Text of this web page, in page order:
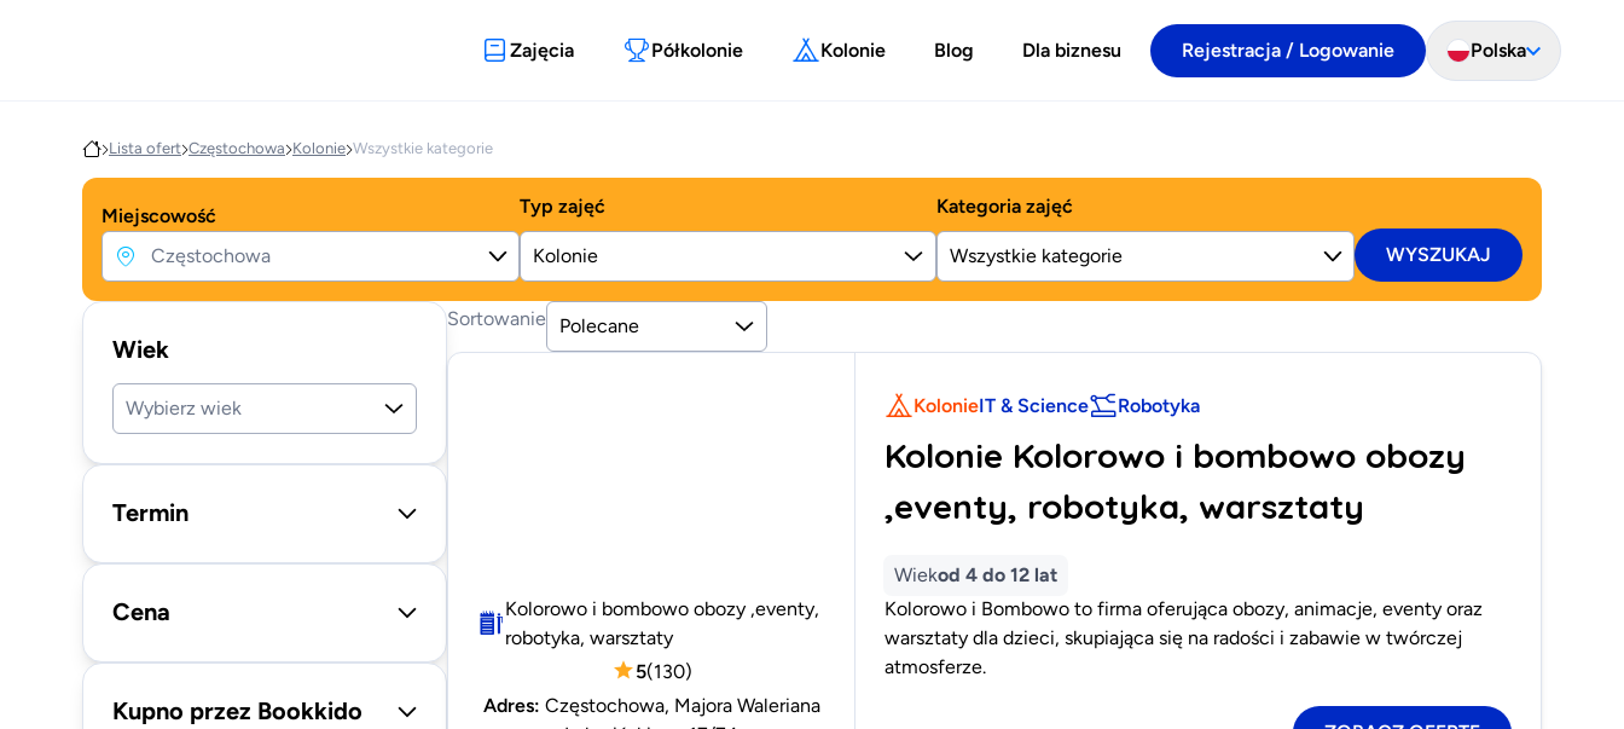
Zajęcia Półkolonie Kolonie Blog Dla biznesu Rejestracja / Logowanie Polska
Lista ofert Częstochowa Kolonie Wszystkie kategorie
Miejscowość Typ zajęć
Kolonie
Kategoria zajęć
WYSZUKAJ
Wiek
Wybierz wiek
Termin
Cena
Kupno przez Bookkido
Sortowanie Polecane
Kolorowo i bombowo obozy ,eventy,
robotyka, warsztaty
5(130)
Adres: Częstochowa, Majora Waleriana
KolonieIT & Science Robotyka
Kolonie Kolorowo i bombowo obozy
,eventy, robotyka, warsztaty
Wiekod 4 do 12 lat
Kolorowo i Bombowo to firma oferująca obozy, animacje, eventy oraz
warsztaty dla dzieci, skupiająca się na radości i zabawie w twórczej
atmosferze.